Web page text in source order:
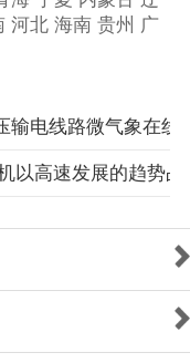
河北 海南 贵州 广
输电线路微气象在线
以高速发展的趋势占